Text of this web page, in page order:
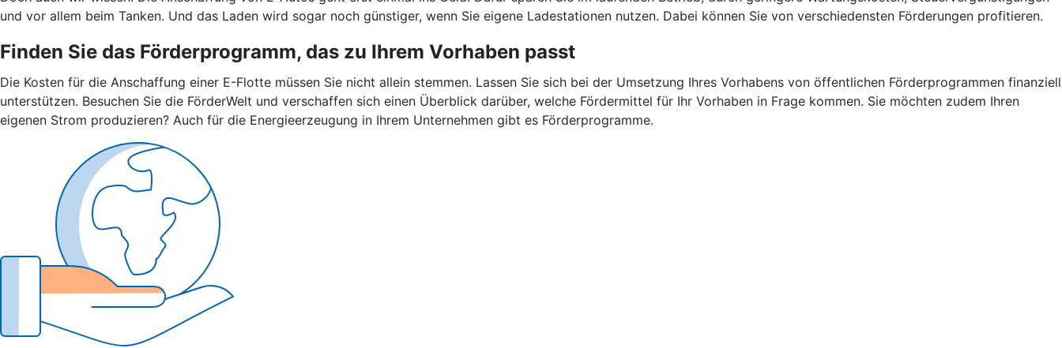
und vor allem beim Tanken. Und das Laden wird sogar noch günstiger, wenn Sie eigene Ladestationen nutzen. Dabei können Sie von verschiedensten Förderungen profitieren.
Finden Sie das Förderprogramm, das zu Ihrem Vorhaben passt
Die Kosten für die Anschaffung einer E-Flotte müssen Sie nicht allein stemmen. Lassen Sie sich bei der Umsetzung Ihres Vorhabens von öffentlichen Förderprogrammen finanziell
unterstützen. Besuchen Sie die FörderWelt und verschaffen sich einen Überblick darüber, welche Fördermittel für Ihr Vorhaben in Frage kommen. Sie möchten zudem Ihren
eigenen Strom produzieren? Auch für die Energieerzeugung in Ihrem Unternehmen gibt es Förderprogramme.